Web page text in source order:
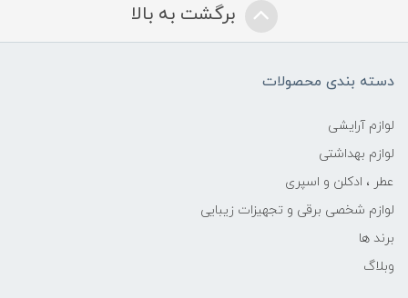
برگشت به بالا
دسته بندی محصولات
لوازم آرایشی
لوازم بهداشتی
عطر ، ادکلن و اسپری
لوازم شخصی برقی و تجهیزات زیبایی
برند ها
وبلاگ